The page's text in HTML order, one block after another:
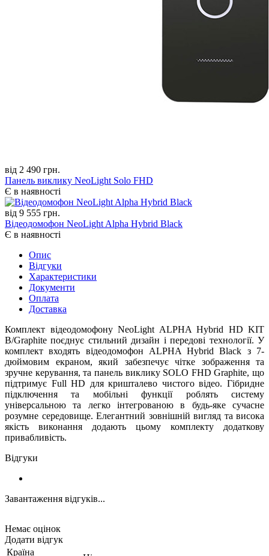
від 2 490 грн.
Панель виклику NeoLight Solo FHD
Є в наявності
від 9 555 грн.
Відеодомофон NeoLight Alpha Hybrid Black
Є в наявності
Опис
Відгуки
Характеристики
Документи
Оплата
Доставка
Комплект відеодомофону NeoLight ALPHA Hybrid HD KIT
B/Graphite поєднує стильний дизайн і передові технології. У
комплект входять відеодомофон ALPHA Hybrid Black з 7-
дюймовим екраном, який забезпечує чітке зображення та
зручне керування, та панель виклику SOLO FHD Graphite, що
підтримує Full HD для кришталево чистого відео. Гібридне
підключення та мобільні функції роблять систему
універсальною та легко інтегрованою в будь-яке сучасне
розумне середовище. Елегантний зовнішній вигляд та висока
якість виконання додають цьому комплекту додаткову
привабливість.
Відгуки
Завантаження відгуків...
Немає оцінок
Додати відгук
Країна